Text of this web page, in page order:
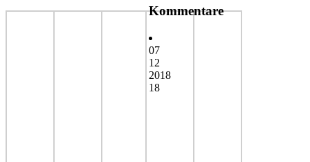
Kommentare
07
12
2018
18